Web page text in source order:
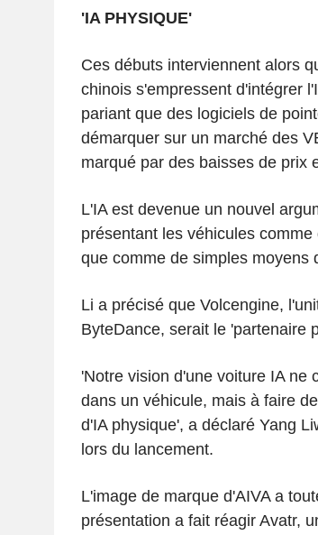
'IA PHYSIQUE'
Ces débuts interviennent alors
chinois s'empressent d'intégrer
pariant que des logiciels de
démarquer sur un marché des
marqué par des baisses de prix
L'IA est devenue un nouvel
présentant les véhicules
que comme de simples moyens
Li a précisé que Volcengine,
ByteDance, serait le 'partenaire
'Notre vision d'une voiture IA ne
dans un véhicule, mais à faire
d'IA physique', a déclaré Yang
lors du lancement.
L'image de marque d'AIVA a
présentation a fait réagir Avatr,